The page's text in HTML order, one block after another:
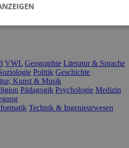
VWL Geographie Literatur & Sprache
Politik Geschichte
Kunst & Musik
Pädagogik Psychologie Medizin
Technik & Ingenieurwesen